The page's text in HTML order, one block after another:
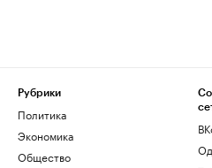
Рубрики
Политика
Экономика
Общество